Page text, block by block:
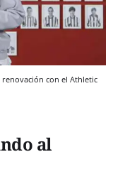
con el Athletic
al